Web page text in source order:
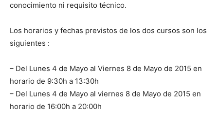
conocimiento ni requisito técnico.
Los horarios y fechas previstos de los dos cursos son los
siguientes :
– Del Lunes 4 de Mayo al Viernes 8 de Mayo de 2015 en
horario de 9:30h a 13:30h
– Del Lunes 4 de Mayo al viernes 8 de Mayo de 2015 en
horario de 16:00h a 20:00h